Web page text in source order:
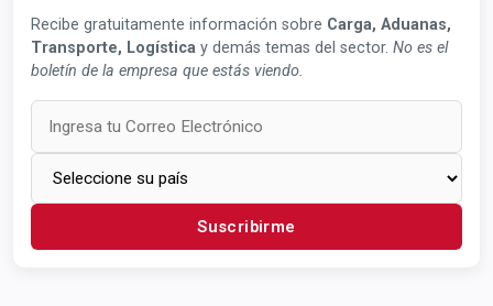
Recibe gratuitamente información sobre Carga, Aduanas,
Transporte, Logística y demás temas del sector. No es el
boletín de la empresa que estás viendo.
Suscribirme